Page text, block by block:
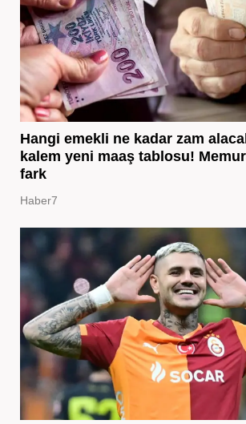
Hangi emekli ne kadar zam
kalem yeni maaş tablosu!
fark
Haber7